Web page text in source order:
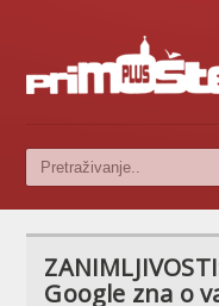
Google zna o